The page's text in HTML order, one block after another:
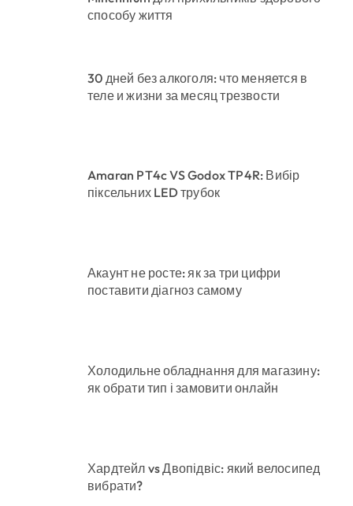
способу життя
30 дней без алкоголя: что меняется в
теле и жизни за месяц трезвости
Amaran PT4c VS Godox TP4R: Вибір
піксельних LED трубок
Акаунт не росте: як за три цифри
поставити діагноз самому
Холодильне обладнання для магазину:
як обрати тип і замовити онлайн
Хардтейл vs Двопідвіс: який велосипед
вибрати?